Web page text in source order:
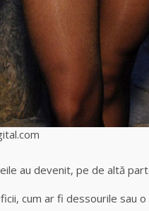
au devenit, pe de altă
cum ar fi dessourile sau